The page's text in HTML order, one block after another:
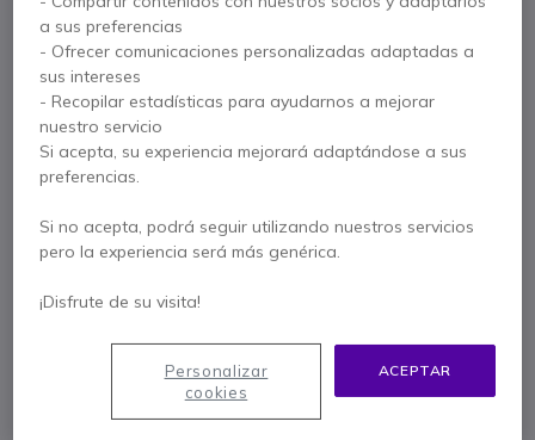
Paga en 3 pagos de
Características principales
Guardaespaldas BR1708
a sus preferencias
- Ofrecer comunicaciones personalizadas adaptadas a
sus intereses
- Recopilar estadísticas para ayudarnos a mejorar
nuestro servicio
Si acepta, su experiencia mejorará adaptándose a sus
preferencias.
Si no acepta, podrá seguir utilizando nuestros servicios
pero la experiencia será más genérica.
¡Disfrute de su visita!
ACEPTAR
Personalizar
cookies